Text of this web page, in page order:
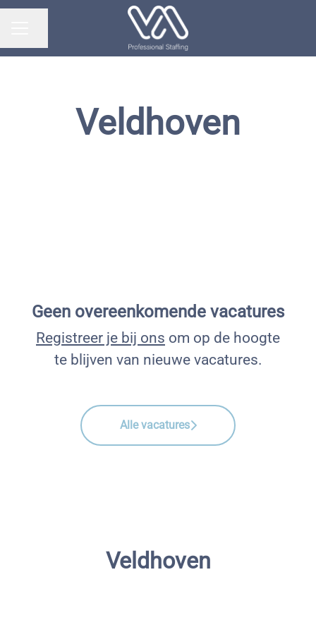
Veldhoven
Geen overeenkomende vacatures
Registreer je bij ons om op de hoogte
te blijven van nieuwe vacatures.
Alle vacatures
Veldhoven